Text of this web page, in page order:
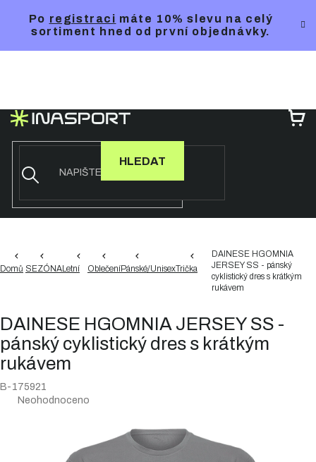
Po registraci máte 10% slevu na celý
sortiment hned od první objednávky.
HLEDAT
Domů SEZÓNALetní OblečeníPánské/UnisexTrička
DAINESE HGOMNIA
JERSEY SS - pánský
cyklistický dres s krátkým
rukávem
DAINESE HGOMNIA JERSEY SS -
pánský cyklistický dres s krátkým
rukávem
B-175921
Průměrné
Neohodnoceno